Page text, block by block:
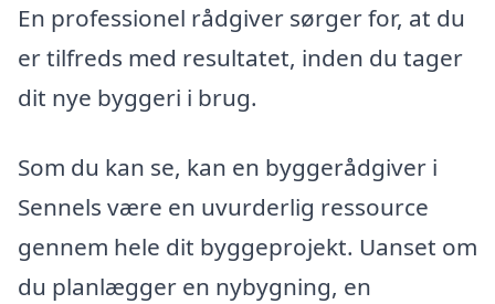
En professionel rådgiver sørger for, at du
er tilfreds med resultatet, inden du tager
dit nye byggeri i brug.
Som du kan se, kan en byggerådgiver i
Sennels være en uvurderlig ressource
gennem hele dit byggeprojekt. Uanset om
du planlægger en nybygning, en